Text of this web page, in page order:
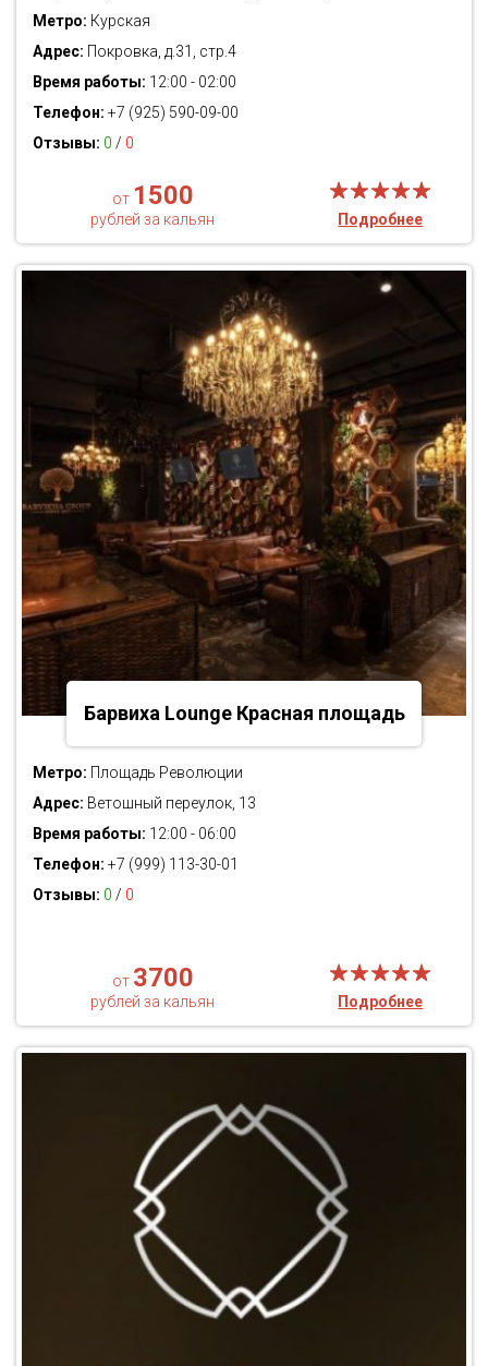
Метро: Курская
Адрес: Покровка, д.31, стр.4
Время работы: 12:00 - 02:00
Телефон: +7 (925) 590-09-00
Отзывы: 0 / 0
от 1500
рублей за кальян Подробнее
Барвиха Lounge Красная площадь
Метро: Площадь Революции
Адрес: Ветошный переулок, 13
Время работы: 12:00 - 06:00
Телефон: +7 (999) 113-30-01
Отзывы: 0 / 0
от 3700
рублей за кальян Подробнее